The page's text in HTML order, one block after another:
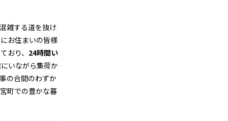
雑する道を抜け
お住まいの皆様
おり、 24時間い
いながら集荷か
の合間のわずか
町での豊かな暮